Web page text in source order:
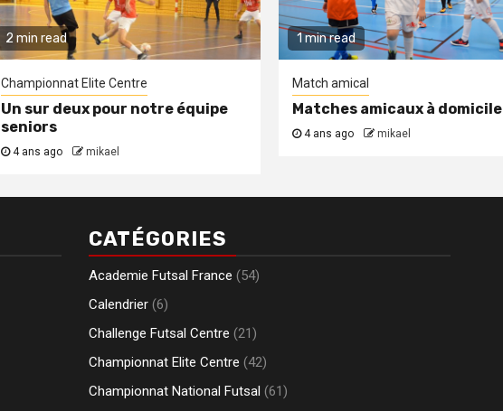
2 min read
Championnat Elite Centre
Un sur deux pour notre équipe
seniors
4 ans ago mikael
1 min read
Match amical
Matches amicaux à domicile
4 ans ago mikael
CATÉGORIES
Academie Futsal France (54)
Calendrier (6)
Challenge Futsal Centre (21)
Championnat Elite Centre (42)
Championnat National Futsal (61)